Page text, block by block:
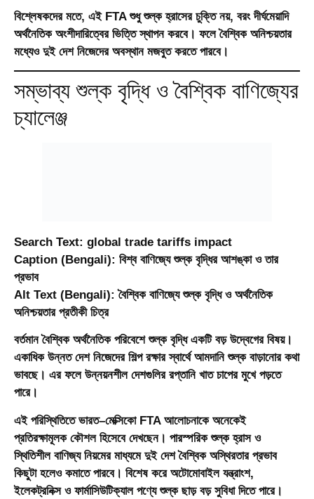
বিশ্লেষকদের মতে, এই FTA শুধু শুল্ক হ্রাসের চুক্তি নয়, বরং দীর্ঘমেয়াদি
অর্থনৈতিক অংশীদারিত্বের ভিত্তি স্থাপন করবে। ফলে বৈশ্বিক অনিশ্চয়তার
মধ্যেও দুই দেশ নিজেদের অবস্থান মজবুত করতে পারবে।
সম্ভাব্য শুল্ক বৃদ্ধি ও বৈশ্বিক বাণিজ্যের
চ্যালেঞ্জ
Search Text: global trade tariffs impact
Caption (Bengali): বিশ্ব বাণিজ্যে শুল্ক বৃদ্ধির আশঙ্কা ও তার
প্রভাব
Alt Text (Bengali): বৈশ্বিক বাণিজ্যে শুল্ক বৃদ্ধি ও অর্থনৈতিক
অনিশ্চয়তার প্রতীকী চিত্র
বর্তমান বৈশ্বিক অর্থনৈতিক পরিবেশে শুল্ক বৃদ্ধি একটি বড় উদ্বেগের বিষয়।
একাধিক উন্নত দেশ নিজেদের শিল্প রক্ষার স্বার্থে আমদানি শুল্ক বাড়ানোর কথা
ভাবছে। এর ফলে উন্নয়নশীল দেশগুলির রপ্তানি খাত চাপের মুখে পড়তে
পারে।
এই পরিস্থিতিতে ভারত–মেক্সিকো FTA আলোচনাকে অনেকেই
প্রতিরক্ষামূলক কৌশল হিসেবে দেখছেন। পারস্পরিক শুল্ক হ্রাস ও
স্থিতিশীল বাণিজ্য নিয়মের মাধ্যমে দুই দেশ বৈশ্বিক অস্থিরতার প্রভাব
কিছুটা হলেও কমাতে পারবে। বিশেষ করে অটোমোবাইল যন্ত্রাংশ,
ইলেকট্রনিক্স ও ফার্মাসিউটিক্যাল পণ্যে শুল্ক ছাড় বড় সুবিধা দিতে পারে।